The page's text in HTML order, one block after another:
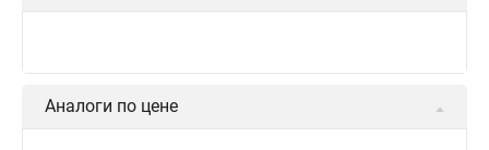
Аналоги по цене